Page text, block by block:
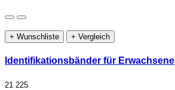
+ Wunschliste + Vergleich
Identifikationsbänder für Erwachsene
21 225